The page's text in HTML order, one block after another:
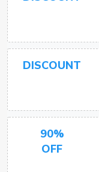
DISCOUNT
90%
OFF